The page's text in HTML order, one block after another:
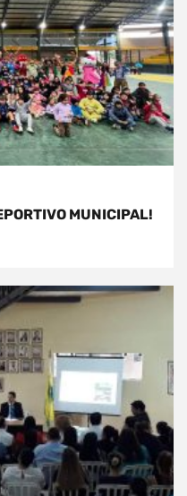
MUNICIPAL!